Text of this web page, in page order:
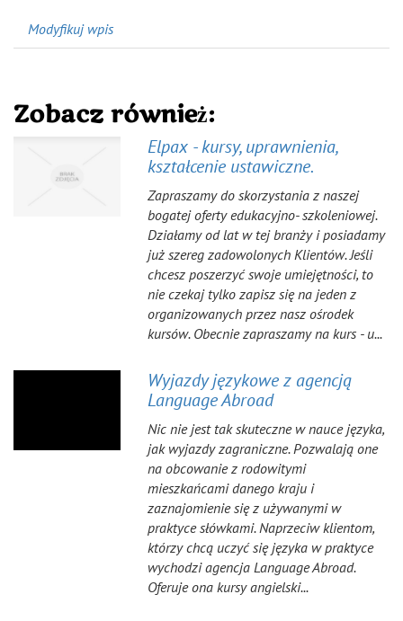
Modyfikuj wpis
Zobacz również:
Elpax - kursy, uprawnienia,
kształcenie ustawiczne.
Zapraszamy do skorzystania z naszej
bogatej oferty edukacyjno- szkoleniowej.
Działamy od lat w tej branży i posiadamy
już szereg zadowolonych Klientów. Jeśli
chcesz poszerzyć swoje umiejętności, to
nie czekaj tylko zapisz się na jeden z
organizowanych przez nasz ośrodek
kursów. Obecnie zapraszamy na kurs - u...
Wyjazdy językowe z agencją
Language Abroad
Nic nie jest tak skuteczne w nauce języka,
jak wyjazdy zagraniczne. Pozwalają one
na obcowanie z rodowitymi
mieszkańcami danego kraju i
zaznajomienie się z używanymi w
praktyce słówkami. Naprzeciw klientom,
którzy chcą uczyć się języka w praktyce
wychodzi agencja Language Abroad.
Oferuje ona kursy angielski...